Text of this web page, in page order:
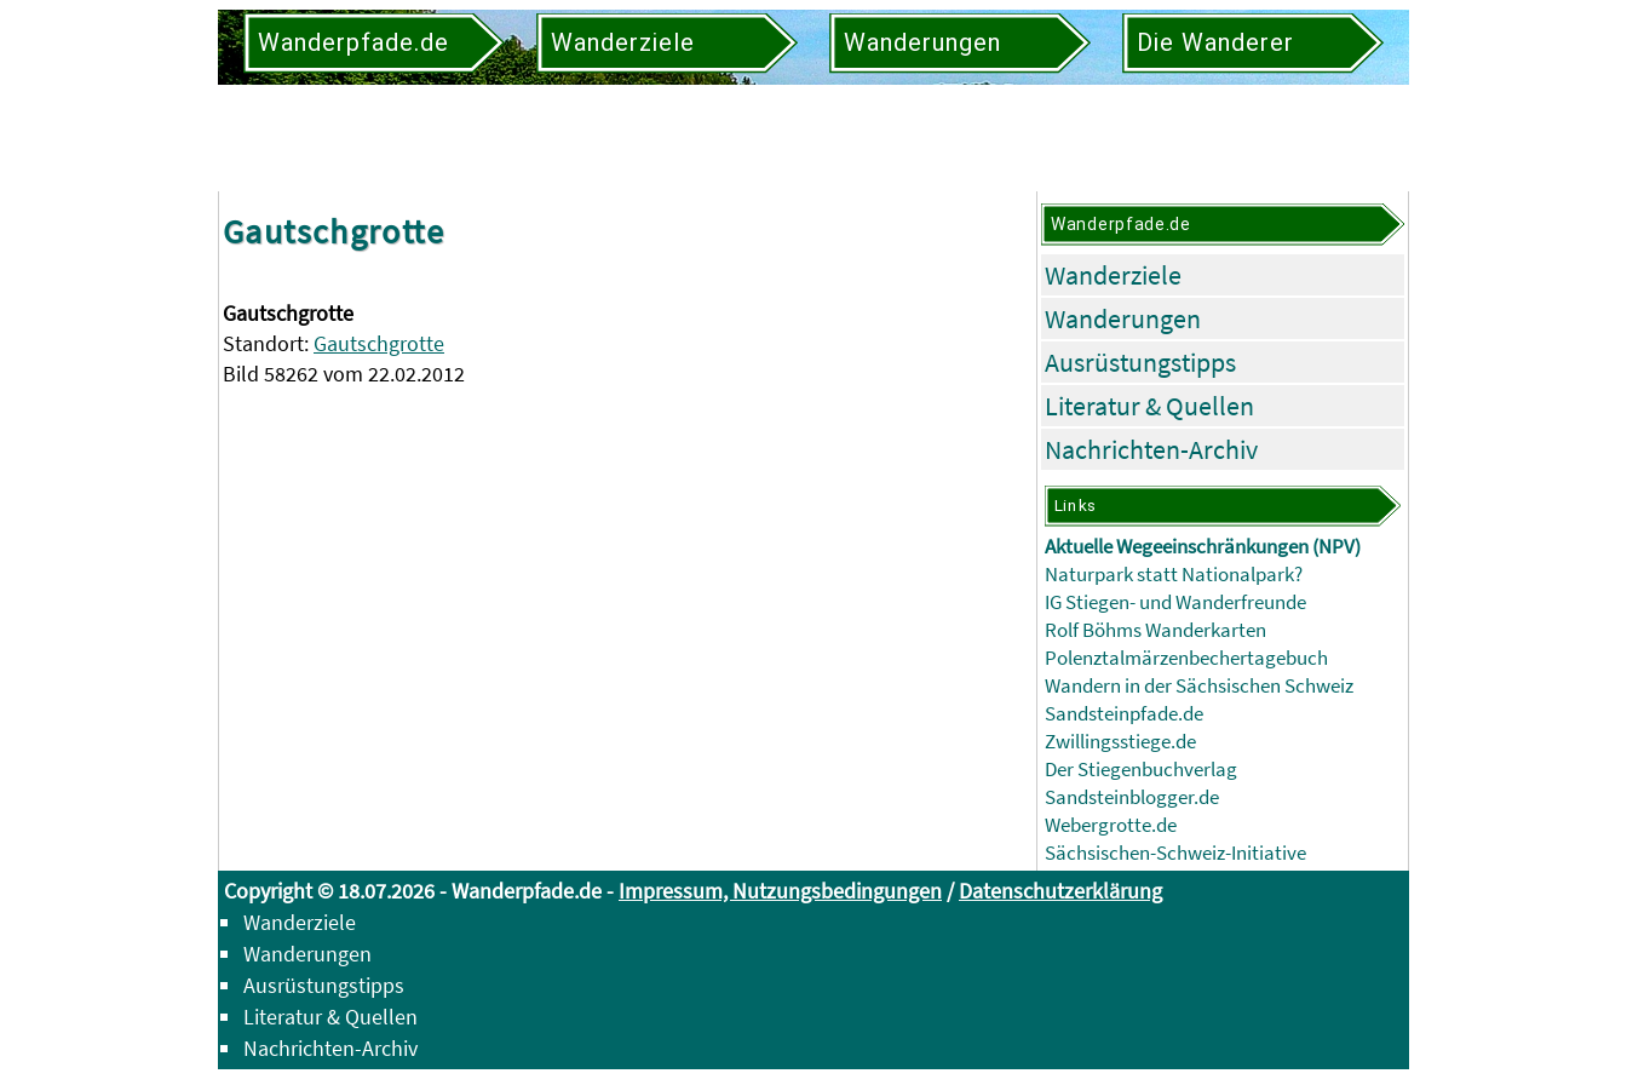
Wanderpfade.de Wanderziele Wanderungen Die Wanderer
Gautschgrotte
Gautschgrotte
Standort: Gautschgrotte
Bild 58262 vom 22.02.2012
Wanderpfade.de
Wanderziele
Wanderungen
Ausrüstungstipps
Literatur & Quellen
Nachrichten-Archiv
Links
Aktuelle Wegeeinschränkungen (NPV)
Naturpark statt Nationalpark?
IG Stiegen- und Wanderfreunde
Rolf Böhms Wanderkarten
Polenztalmärzenbechertagebuch
Wandern in der Sächsischen Schweiz
Sandsteinpfade.de
Zwillingsstiege.de
Der Stiegenbuchverlag
Sandsteinblogger.de
Webergrotte.de
Sächsischen-Schweiz-Initiative
Copyright © 18.07.2026 - Wanderpfade.de - Impressum, Nutzungsbedingungen /Datenschutzerklärung
Wanderziele
Wanderungen
Ausrüstungstipps
Literatur & Quellen
Nachrichten-Archiv